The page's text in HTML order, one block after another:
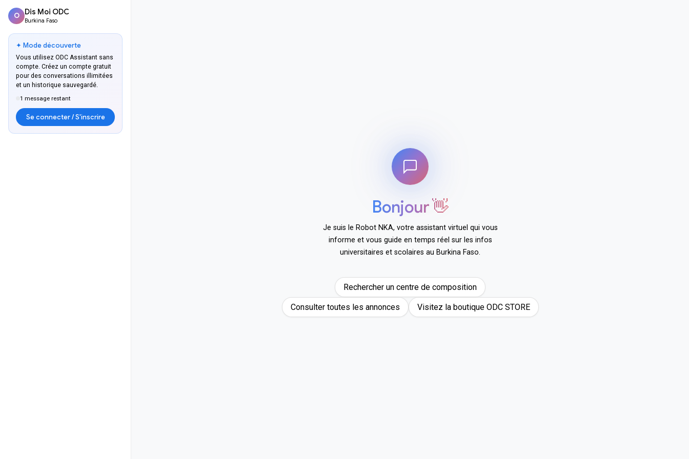
O Dis Moi ODC
Burkina Faso
✦ Mode découverte
Vous utilisez ODC Assistant sans
compte. Créez un compte gratuit
pour des conversations illimitées
et un historique sauvegardé.
1 message restant
Se connecter / S'inscrire
Bonjour 👋
Je suis le Robot NKA, votre assistant virtuel qui vous
informe et vous guide en temps réel sur les infos
universitaires et scolaires au Burkina Faso.
Rechercher un centre de composition
Consulter toutes les annonces Visitez la boutique ODC STORE